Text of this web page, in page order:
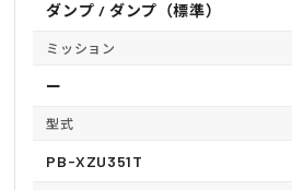
ダンプ / ダンプ（標準）
ミッション
ー
型式
PB-XZU351T